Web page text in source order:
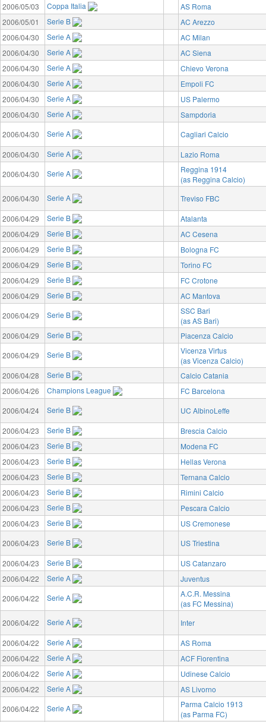
2006/05/03 Coppa Italia
AS Roma
2006/05/01
Serie B
AC Arezzo
2006/04/30
Serie A
AC Milan
2006/04/30
Serie A
AC Siena
2006/04/30
Serie A
Chievo Verona
2006/04/30
Serie A
Empoli FC
2006/04/30
Serie A
US Palermo
2006/04/30
Serie A
Sampdoria
2006/04/30
Serie A
Cagliari Calcio
2006/04/30
Serie A
Lazio Roma
2006/04/30
Serie A
Reggina 1914
(as Reggina Calcio)
2006/04/30
Serie A
Treviso FBC
2006/04/29
Serie B
Atalanta
2006/04/29
Serie B
AC Cesena
2006/04/29
Serie B
Bologna FC
2006/04/29
Serie B
Torino FC
2006/04/29
Serie B
FC Crotone
2006/04/29
Serie B
AC Mantova
2006/04/29
Serie B
SSC Bari
(as AS Bari)
2006/04/29
Serie B
Piacenza Calcio
2006/04/29
Serie B
Vicenza Virtus
(as Vicenza Calcio)
2006/04/28
Serie B
Calcio Catania
2006/04/26
Champions League
FC Barcelona
2006/04/24
Serie B
UC AlbinoLeffe
2006/04/23
Serie B
Brescia Calcio
2006/04/23
Serie B
Modena FC
2006/04/23
Serie B
Hellas Verona
2006/04/23
Serie B
Ternana Calcio
2006/04/23
Serie B
Rimini Calcio
2006/04/23
Serie B
Pescara Calcio
2006/04/23
Serie B
US Cremonese
2006/04/23
Serie B
US Triestina
2006/04/23
Serie B
US Catanzaro
2006/04/22
Serie A
Juventus
2006/04/22
Serie A
A.C.R. Messina
(as FC Messina)
2006/04/22
Serie A
Inter
2006/04/22
Serie A
AS Roma
2006/04/22
Serie A
ACF Fiorentina
2006/04/22
Serie A
Udinese Calcio
2006/04/22
Serie A
AS Livorno
2006/04/22
Serie A
Parma Calcio 1913
(as Parma FC)